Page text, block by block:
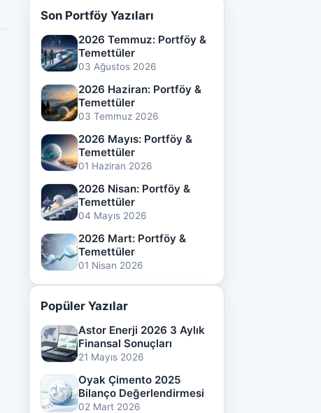
Son Portföy Yazıları
2026 Temmuz: Portföy &
Temettüler
03 Ağustos 2026
2026 Haziran: Portföy &
Temettüler
03 Temmuz 2026
2026 Mayıs: Portföy &
Temettüler
01 Haziran 2026
2026 Nisan: Portföy &
Temettüler
04 Mayıs 2026
2026 Mart: Portföy &
Temettüler
01 Nisan 2026
Popüler Yazılar
Astor Enerji 2026 3 Aylık
Finansal Sonuçları
21 Mayıs 2026
Oyak Çimento 2025
Bilanço Değerlendirmesi
02 Mart 2026